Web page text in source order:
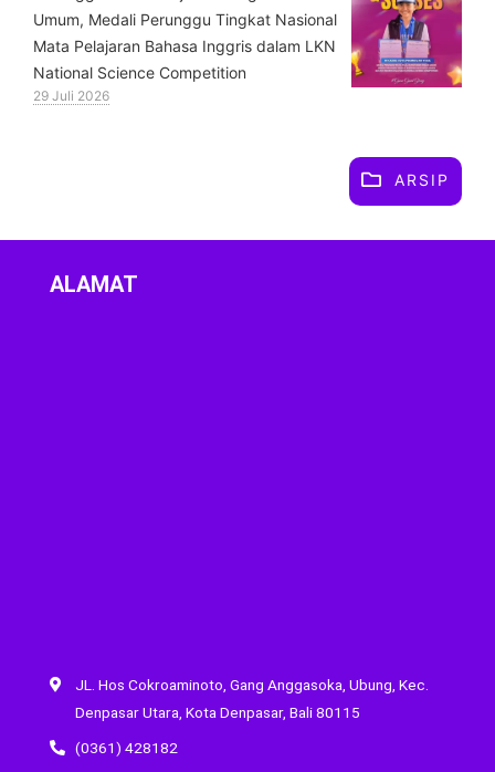
Umum, Medali Perunggu Tingkat Nasional
Mata Pelajaran Bahasa Inggris dalam LKN
National Science Competition
29 Juli 2026
ARSIP
ALAMAT
JL. Hos Cokroaminoto, Gang Anggasoka, Ubung, Kec.
Denpasar Utara, Kota Denpasar, Bali 80115
(0361) 428182